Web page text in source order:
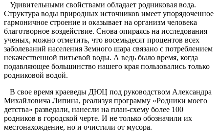
Удивительными свойствами обладает родниковая вода.
Структура воды природных источников имеет упорядоченное
гармоничное строение и оказывает на организм человека
благотворное воздействие. Снова опираясь на исследования
ученых, можно отметить, что восемьдесят процентов всех
заболеваний населения Земного шара связано с потреблением
некачественной питьевой воды. А ведь было время, когда
подавляющее большинство нашего края пользовались только
родниковой водой.
В свое время краеведы ДЮЦ под руководством Александра
Михайловича Липина, реализуя программу «Родники моего
детства» разведали, нанесли на план-схему более 100
родников в городской черте. И не только обозначили их
местонахождение, но и очистили от мусора.